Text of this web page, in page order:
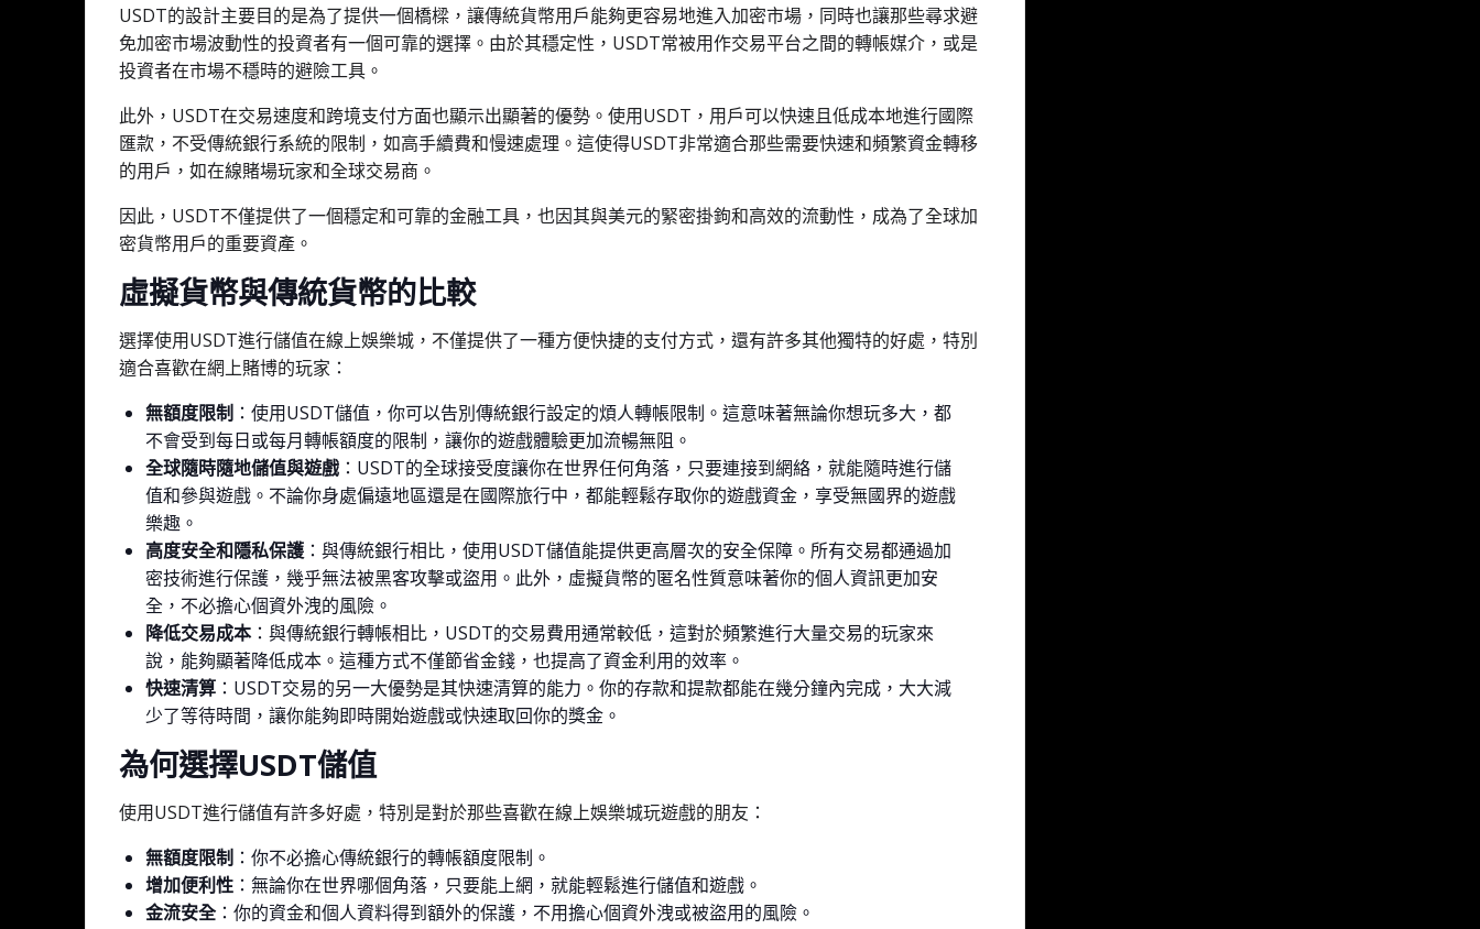
USDT的設計主要目的是為了提供一個橋樑，讓傳統貨幣用戶能夠更容易地進入加密市場，同時也讓那些尋求避
免加密市場波動性的投資者有一個可靠的選擇。由於其穩定性，USDT常被用作交易平台之間的轉帳媒介，或是
投資者在市場不穩時的避險工具。
此外，USDT在交易速度和跨境支付方面也顯示出顯著的優勢。使用USDT，用戶可以快速且低成本地進行國際
匯款，不受傳統銀行系統的限制，如高手續費和慢速處理。這使得USDT非常適合那些需要快速和頻繁資金轉移
的用戶，如在線賭場玩家和全球交易商。
因此，USDT不僅提供了一個穩定和可靠的金融工具，也因其與美元的緊密掛鉤和高效的流動性，成為了全球加
密貨幣用戶的重要資產。
虛擬貨幣與傳統貨幣的比較
選擇使用USDT進行儲值在線上娛樂城，不僅提供了一種方便快捷的支付方式，還有許多其他獨特的好處，特別
適合喜歡在網上賭博的玩家：
無額度限制 ：使用USDT儲值，你可以告別傳統銀行設定的煩人轉帳限制。這意味著無論你想玩多大，都
不會受到每日或每月轉帳額度的限制，讓你的遊戲體驗更加流暢無阻。
全球隨時隨地儲值與遊戲 ：USDT的全球接受度讓你在世界任何角落，只要連接到網絡，就能隨時進行儲
值和參與遊戲。不論你身處偏遠地區還是在國際旅行中，都能輕鬆存取你的遊戲資金，享受無國界的遊戲
樂趣。
高度安全和隱私保護 ：與傳統銀行相比，使用USDT儲值能提供更高層次的安全保障。所有交易都通過加
密技術進行保護，幾乎無法被黑客攻擊或盜用。此外，虛擬貨幣的匿名性質意味著你的個人資訊更加安
全，不必擔心個資外洩的風險。
降低交易成本：與傳統銀行轉帳相比，USDT的交易費用通常較低，這對於頻繁進行大量交易的玩家來
說，能夠顯著降低成本。這種方式不僅節省金錢，也提高了資金利用的效率。
快速清算 ：USDT交易的另一大優勢是其快速清算的能力。你的存款和提款都能在幾分鐘內完成，大大減
少了等待時間，讓你能夠即時開始遊戲或快速取回你的獎金。
為何選擇USDT儲值
使用USDT進行儲值有許多好處，特別是對於那些喜歡在線上娛樂城玩遊戲的朋友：
無額度限制 ：你不必擔心傳統銀行的轉帳額度限制。
增加便利性 ：無論你在世界哪個角落，只要能上網，就能輕鬆進行儲值和遊戲。
金流安全：你的資金和個人資料得到額外的保護，不用擔心個資外洩或被盜用的風險。